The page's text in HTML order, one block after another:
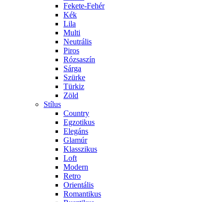
Fekete-Fehér
Kék
Lila
Multi
Neutrális
Piros
Rózsaszín
Sárga
Szürke
Türkiz
Zöld
Stílus
Country
Egzotikus
Elegáns
Glamúr
Klasszikus
Loft
Modern
Retro
Orientális
Romantikus